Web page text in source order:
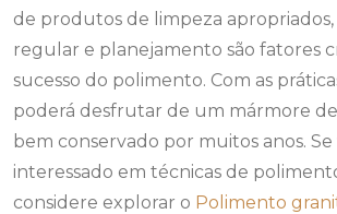
de produtos de limpeza
regular e planejamento são fatores
sucesso do polimento. Com as
poderá desfrutar de um mármore
bem conservado por muitos anos.
interessado em técnicas de
considere explorar o Polimento